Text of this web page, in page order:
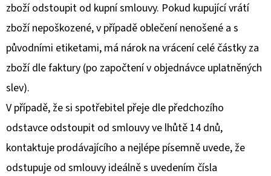
zboží odstoupit od kupní smlouvy. Pokud kupující vrátí
zboží nepoškozené, v případě oblečení nenošené a s
původními etiketami, má nárok na vrácení celé částky za
zboží dle faktury (po započtení v objednávce uplatněných
slev).
V případě, že si spotřebitel přeje dle předchozího
odstavce odstoupit od smlouvy ve lhůtě 14 dnů,
kontaktuje prodávajícího a nejlépe písemně uvede, že
odstupuje od smlouvy ideálně s uvedením čísla